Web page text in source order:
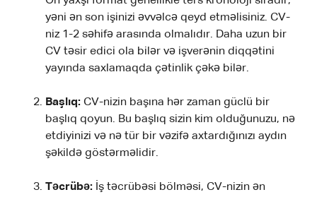
yəni ən son işinizi əvvəlcə qeyd etməlisiniz. CV-
niz 1-2 səhifə arasında olmalıdır. Daha uzun bir
CV təsir edici ola bilər və işverənin diqqətini
yayında saxlamaqda çətinlik çəkə bilər.
Başlıq: CV-nizin başına hər zaman güclü bir
başlıq qoyun. Bu başlıq sizin kim olduğunuzu, nə
etdiyinizi və nə tür bir vəzifə axtardığınızı aydın
şəkildə göstərməlidir.
Təcrübə: İş təcrübəsi bölməsi, CV-nizin ən